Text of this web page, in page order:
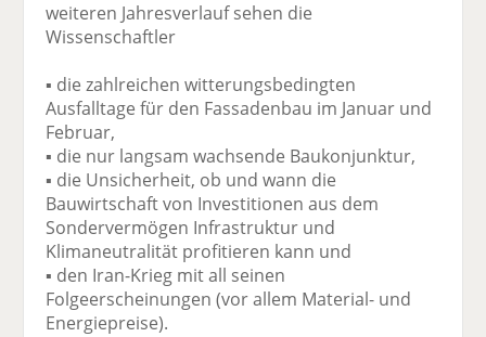
weiteren Jahresverlauf sehen die
Wissenschaftler
▪ die zahlreichen witterungsbedingten
Ausfalltage für den Fassadenbau im Januar und
Februar,
▪ die nur langsam wachsende Baukonjunktur,
▪ die Unsicherheit, ob und wann die
Bauwirtschaft von Investitionen aus dem
Sondervermögen Infrastruktur und
Klimaneutralität profitieren kann und
▪ den Iran-Krieg mit all seinen
Folgeerscheinungen (vor allem Material- und
Energiepreise).